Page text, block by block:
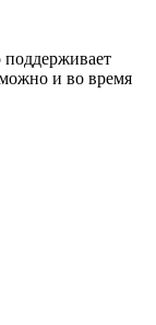
и во время